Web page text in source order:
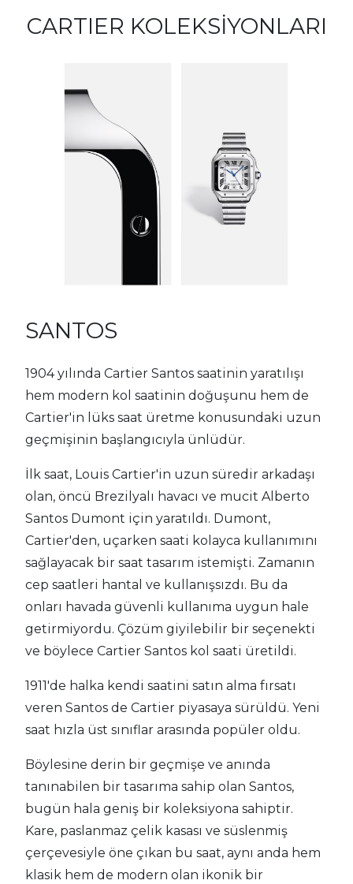
CARTIER KOLEKSİYONLARI
SANTOS
1904 yılında Cartier Santos saatinin yaratılışı
hem modern kol saatinin doğuşunu hem de
Cartier'in lüks saat üretme konusundaki uzun
geçmişinin başlangıcıyla ünlüdür.
İlk saat, Louis Cartier'in uzun süredir arkadaşı
olan, öncü Brezilyalı havacı ve mucit Alberto
Santos Dumont için yaratıldı. Dumont,
Cartier'den, uçarken saati kolayca kullanımını
sağlayacak bir saat tasarım istemişti. Zamanın
cep saatleri hantal ve kullanışsızdı. Bu da
onları havada güvenli kullanıma uygun hale
getirmiyordu. Çözüm giyilebilir bir seçenekti
ve böylece Cartier Santos kol saati üretildi.
1911'de halka kendi saatini satın alma fırsatı
veren Santos de Cartier piyasaya sürüldü. Yeni
saat hızla üst sınıflar arasında popüler oldu.
Böylesine derin bir geçmişe ve anında
tanınabilen bir tasarıma sahip olan Santos,
bugün hala geniş bir koleksiyona sahiptir.
Kare, paslanmaz çelik kasası ve süslenmiş
çerçevesiyle öne çıkan bu saat, aynı anda hem
klasik hem de modern olan ikonik bir